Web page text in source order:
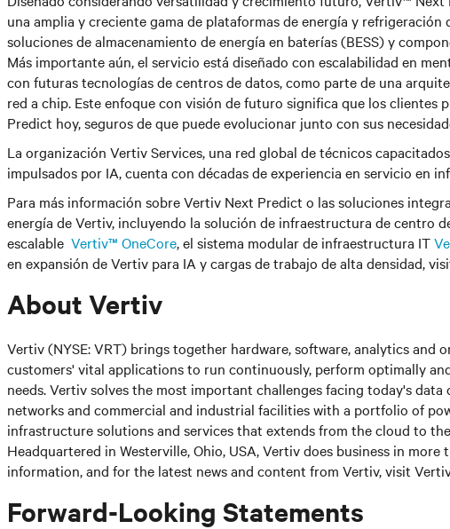
una amplia y creciente gama de plataformas de energía y
soluciones de almacenamiento de energía en baterías (BESS) y
Más importante aún, el servicio está diseñado con escalabilidad en
con futuras tecnologías de centros de datos, como parte de una
red a chip. Este enfoque con visión de futuro significa que los clientes
Predict hoy, seguros de que puede evolucionar junto con sus
La organización Vertiv Services, una red global de técnicos
impulsados por IA, cuenta con décadas de experiencia en servicio en
Para más información sobre Vertiv Next Predict o las soluciones
energía de Vertiv, incluyendo la solución de infraestructura de centro
escalable Vertiv™ OneCore, el sistema modular de infraestructura IT
en expansión de Vertiv para IA y cargas de trabajo de alta densidad,
About Vertiv
Vertiv (NYSE: VRT) brings together hardware, software, analytics and
customers' vital applications to run continuously, perform optimally
needs. Vertiv solves the most important challenges facing today's
networks and commercial and industrial facilities with a portfolio of
infrastructure solutions and services that extends from the cloud to
Headquartered in Westerville, Ohio, USA, Vertiv does business in more
information, and for the latest news and content from Vertiv, visit
Forward-Looking Statements